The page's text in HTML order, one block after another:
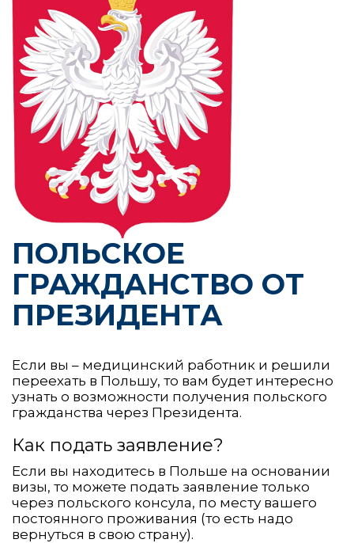
ПОЛЬСКОЕ
ГРАЖДАНСТВО ОТ
ПРЕЗИДЕНТА
Если вы – медицинский работник и решили
переехать в Польшу, то вам будет интересно
узнать о возможности получения польского
гражданства через Президента.
Как подать заявление?
Если вы находитесь в Польше на основании
визы, то можете подать заявление только
через польского консула, по месту вашего
постоянного проживания (то есть надо
вернуться в свою страну).